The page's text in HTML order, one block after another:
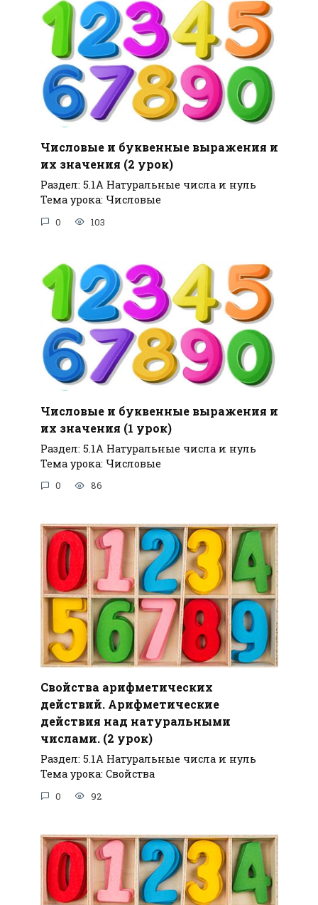
Числовые и буквенные выражения и
их значения (2 урок)
Раздел: 5.1А Натуральные числа и нуль
Тема урока: Числовые
0 103
Числовые и буквенные выражения и
их значения (1 урок)
Раздел: 5.1А Натуральные числа и нуль
Тема урока: Числовые
0 86
Свойства арифметических
действий. Арифметические
действия над натуральными
числами. (2 урок)
Раздел: 5.1А Натуральные числа и нуль
Тема урока: Свойства
0 92